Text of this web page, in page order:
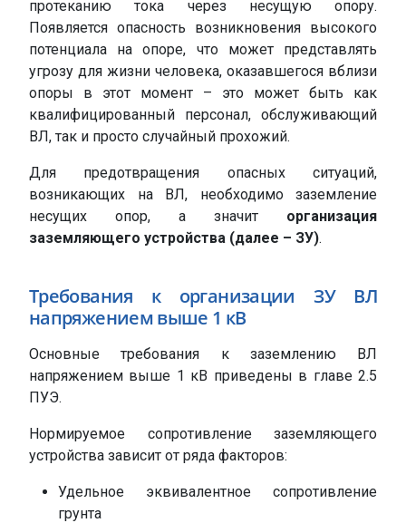
протеканию тока через несущую опору.
Появляется опасность возникновения высокого
потенциала на опоре, что может представлять
угрозу для жизни человека, оказавшегося вблизи
опоры в этот момент – это может быть как
квалифицированный персонал, обслуживающий
ВЛ, так и просто случайный прохожий.
Для предотвращения опасных ситуаций,
возникающих на ВЛ, необходимо заземление
несущих опор, а значит организация
заземляющего устройства (далее – ЗУ).
Требования к организации ЗУ ВЛ
напряжением выше 1 кВ
Основные требования к заземлению ВЛ
напряжением выше 1 кВ приведены в главе 2.5
ПУЭ.
Нормируемое сопротивление заземляющего
устройства зависит от ряда факторов:
Удельное эквивалентное сопротивление
грунта